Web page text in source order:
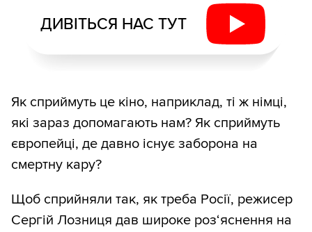
ДИВІТЬСЯ НАС ТУТ
Як сприймуть це кіно, наприклад, ті ж німці,
які зараз допомагають нам? Як сприймуть
європейці, де давно існує заборона на
смертну кару?
Щоб сприйняли так, як треба Росії, режисер
Сергій Лозниця дав широке роз‘яснення на